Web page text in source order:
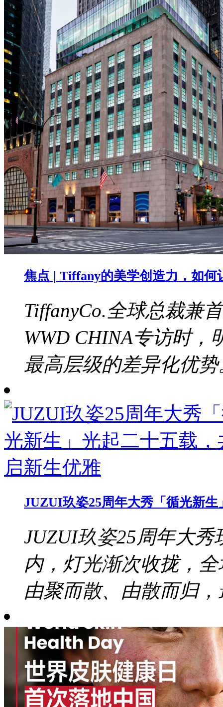
焦点 | Tiffany的美学创造力，如何
TiffanyCo.全球总裁兼
WWD CHINA专访时
最高层级的差异化优势
JUZUI玖姿25周年大秀「循光新
JUZUI玖姿25周年大秀
内，灯光渐次收拢，
由聚而散、由散而归